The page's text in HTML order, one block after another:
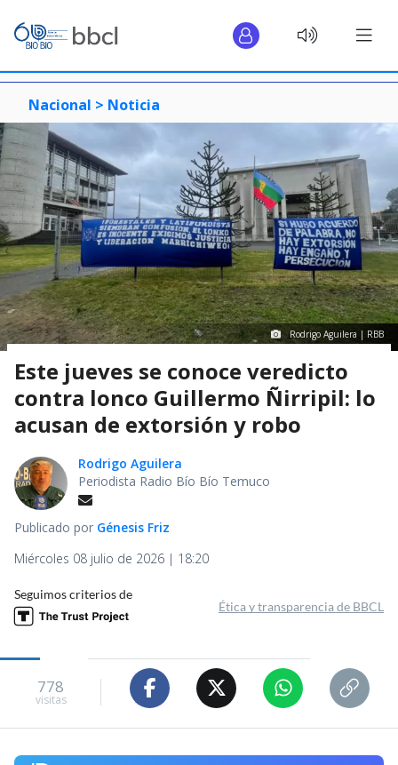
Nacional > Noticia
Rodrigo Aguilera | RBB
Este jueves se conoce veredicto
contra lonco Guillermo Ñirripil: lo
acusan de extorsión y robo
Rodrigo Aguilera
Periodista Radio Bío Bío Temuco
Publicado por Génesis Friz
Miércoles 08 julio de 2026 | 18:20
Seguimos criterios de
Ética y transparencia de BBCL
778
visitas